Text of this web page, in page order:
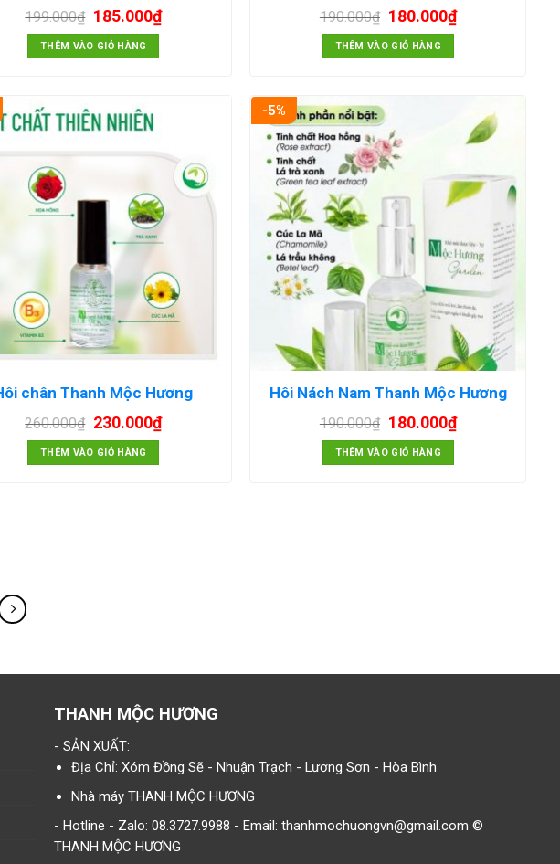
199.000₫ 185.000₫
THÊM VÀO GIỎ HÀNG
190.000₫ 180.000₫
THÊM VÀO GIỎ HÀNG
chân Thanh Mộc Hương
260.000₫ 230.000₫
THÊM VÀO GIỎ HÀNG
-5%
Hôi Nách Nam Thanh Mộc Hương
190.000₫ 180.000₫
THÊM VÀO GIỎ HÀNG
THANH MỘC HƯƠNG
- SẢN XUẤT:
Địa Chỉ: Xóm Đồng Sẽ - Nhuận Trạch - Lương Sơn - Hòa Bình
Nhà máy THANH MỘC HƯƠNG
- Hotline - Zalo: 08.3727.9988 - Email: thanhmochuongvn@gmail.com ©
THANH MỘC HƯƠNG